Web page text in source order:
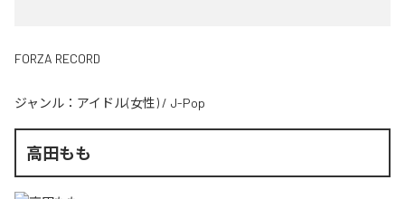
FORZA RECORD
ジャンル： アイドル(女性) / J-Pop
高田もも